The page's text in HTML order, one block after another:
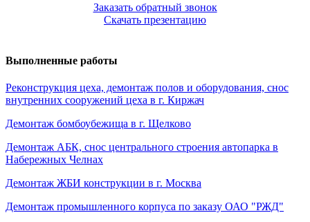
Заказать обратный звонок
Скачать презентацию
Выполненные работы
Реконструкция цеха, демонтаж полов и оборудования, снос
внутренних сооружений цеха в г. Киржач
Демонтаж бомбоубежища в г. Щелково
Демонтаж АБК, снос центрального строения автопарка в
Набережных Челнах
Демонтаж ЖБИ конструкции в г. Москва
Демонтаж промышленного корпуса по заказу ОАО "РЖД"